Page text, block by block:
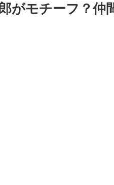
がモチーフ？仲